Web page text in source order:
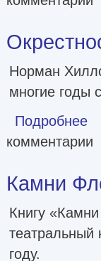
Норман
многие годы
Подробнее о
комментарии
Камни
Книгу
театральный
году.